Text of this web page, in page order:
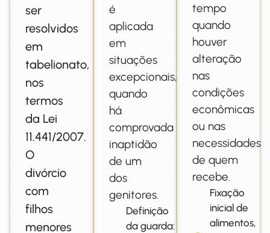
ser
resolvidos
em
tabelionato,
nos
termos
da Lei
11.441/2007.
O
divórcio
com
filhos
menores
é
aplicada
em
situações
excepcionais,
quando
há
comprovada
inaptidão
de um
dos
genitores.
Definição
da guarda:
tempo
quando
houver
alteração
nas
condições
econômicas
ou nas
necessidades
de quem
recebe.
Fixação
inicial de
alimentos,